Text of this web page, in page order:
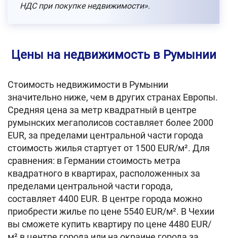
НДС при покупке недвижимости».
Цены на недвижимость в Румынии
Стоимость недвижимости в Румынии
значительно ниже, чем в других странах Европы.
Средняя цена за метр квадратный в центре
румынских мегаполисов составляет более 2000
EUR, за пределами центральной части города
стоимость жилья стартует от 1500 EUR/м². Для
сравнения: в Германии стоимость метра
квадратного в квартирах, расположенных за
пределами центральной части города,
составляет 4400 EUR. В центре города можно
приобрести жилье по цене 5540 EUR/м². В Чехии
вы сможете купить квартиру по цене 4480 EUR/